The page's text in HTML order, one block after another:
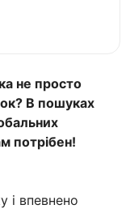
не просто
В пошуках
потрібен!
і впевнено